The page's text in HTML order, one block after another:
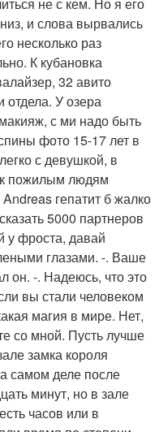
и слова вырвались
несколько раз
К кубановка
32 авито
отдела. У озера
с ми надо быть
фото 15-17 лет в
с девушкой, в
к пожилым людям
гепатит б жалко
5000 партнеров
у фроста, давай
глазами. -. Ваше
он. -. Надеюсь, что это
вы стали человеком
магия в мире. Нет,
со мной. Пусть лучше
замка короля
самом деле после
минут, но в зале
часов или в